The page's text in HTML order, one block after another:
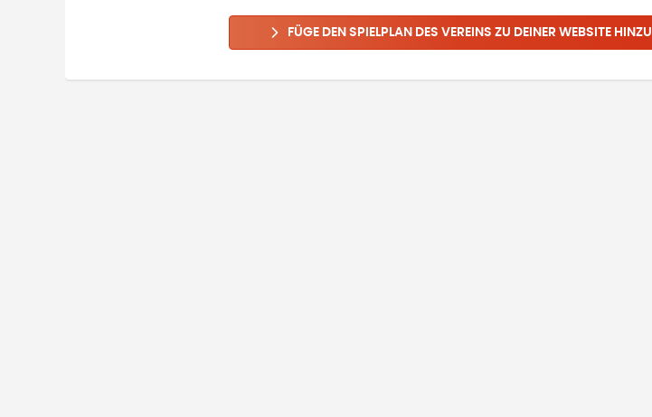
FÜGE DEN SPIELPLAN DES VEREINS ZU DEINER WEBSITE HINZU